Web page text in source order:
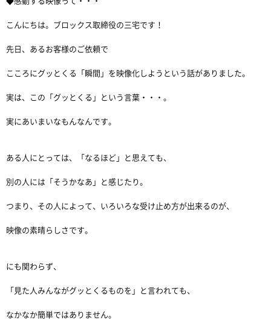
こんにちは。ブロックス取締役の三宅です！
先日、あるお客様のご依頼で
こころにグッとくる「瞬間」を映像化しようという話がありました。
実は、この「グッとくる」という言葉・・・。
実にあいまいなもんなんです。
ある人にとっては、「なるほど」と思えても、
別の人には「そうかなあ」と感じたり。
つまり、その人によって、いろいろな受け止め方が出来るのが、
映像の素晴らしさです。
にも関わらず、
「見た人みんながグッとくるものを」と言われても、
なかなか簡単ではありません。